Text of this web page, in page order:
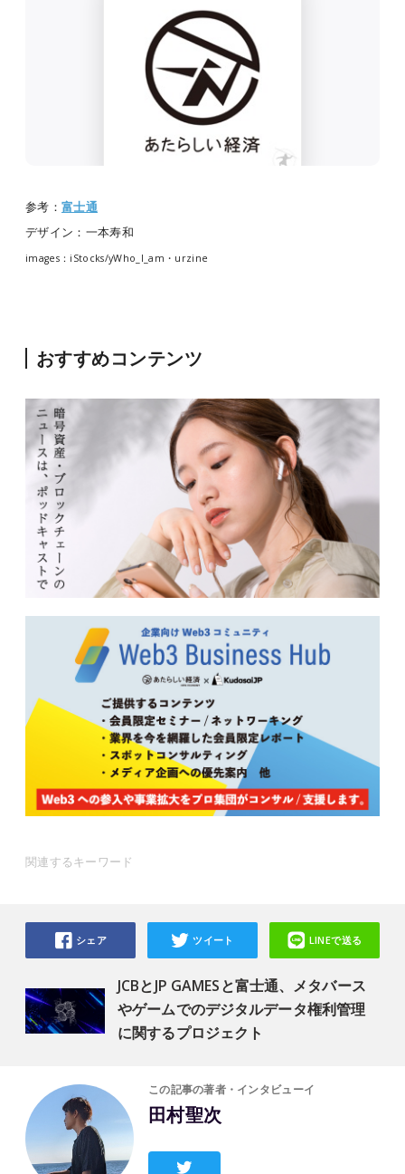
参考： 富士通
デザイン：一本寿和
images：iStocks/yWho_I_am・urzine
おすすめコンテンツ
関連するキーワード
JCBとJP GAMESと富士通、メタバース
やゲームでのデジタルデータ権利管理
に関するプロジェクト
シェア ツイート LINEで送る
この記事の著者・インタビューイ
田村聖次